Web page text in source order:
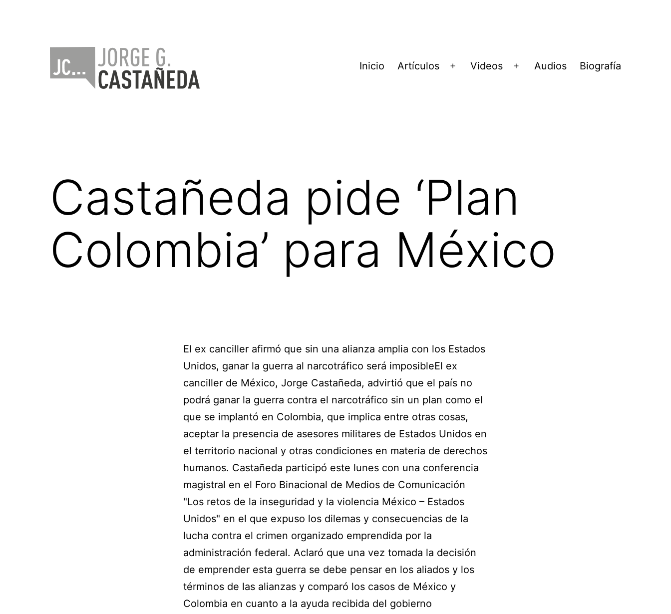
Inicio Artículos
Abrir
Videos
Abrir
Audios Biografía
Castañeda pide ‘Plan
Colombia’ para México
El ex canciller afirmó que sin una alianza amplia con los Estados
Unidos, ganar la guerra al narcotráfico será imposibleEl ex
canciller de México, Jorge Castañeda, advirtió que el país no
podrá ganar la guerra contra el narcotráfico sin un plan como el
que se implantó en Colombia, que implica entre otras cosas,
aceptar la presencia de asesores militares de Estados Unidos en
el territorio nacional y otras condiciones en materia de derechos
humanos. Castañeda participó este lunes con una conferencia
magistral en el Foro Binacional de Medios de Comunicación
"Los retos de la inseguridad y la violencia México – Estados
Unidos" en el que expuso los dilemas y consecuencias de la
lucha contra el crimen organizado emprendida por la
administración federal. Aclaró que una vez tomada la decisión
de emprender esta guerra se debe pensar en los aliados y los
términos de las alianzas y comparó los casos de México y
Colombia en cuanto a la ayuda recibida del gobierno